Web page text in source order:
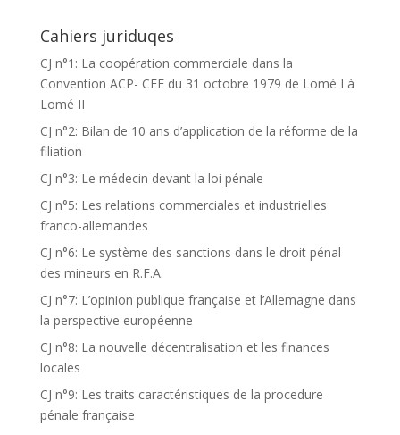
Cahiers juriduqes
CJ n°1: La coopération commerciale dans la
Convention ACP- CEE du 31 octobre 1979 de Lomé I à
Lomé II
CJ n°2: Bilan de 10 ans d’application de la réforme de la
filiation
CJ n°3: Le médecin devant la loi pénale
CJ n°5: Les relations commerciales et industrielles
franco-allemandes
CJ n°6: Le système des sanctions dans le droit pénal
des mineurs en R.F.A.
CJ n°7: L’opinion publique française et l’Allemagne dans
la perspective européenne
CJ n°8: La nouvelle décentralisation et les finances
locales
CJ n°9: Les traits caractéristiques de la procedure
pénale française